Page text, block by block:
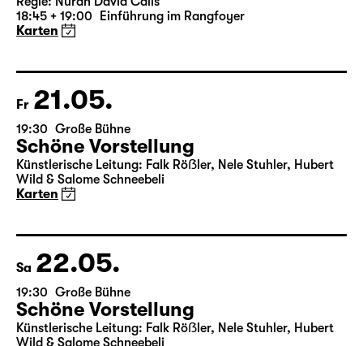
19:30 — 22:35 Große Bühne
Die Jungfrau von Orleans
18:45 + 19:00 Einführung im Rangfoyer
Karten
Fr 21.05.
19:30 Große Bühne
Schöne Vorstellung
Wild & Salome Schneebeli
Karten
Sa 22.05.